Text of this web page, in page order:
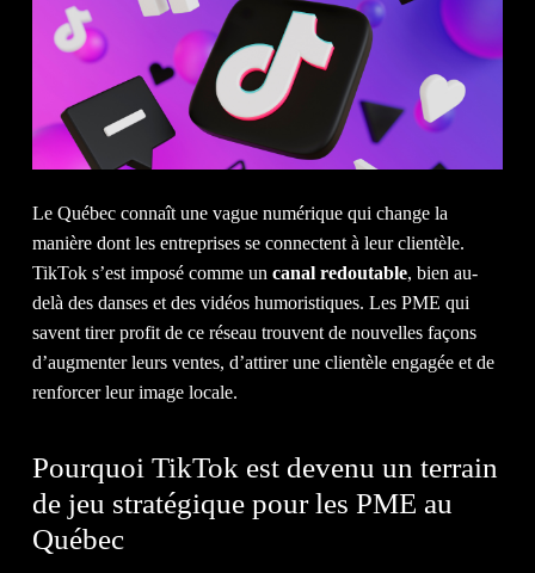
NOS
Le Québec connaît une vague numérique qui change la
manière dont les entreprises se connectent à leur clientèle.
TikTok s’est imposé comme un canal redoutable, bien au-
delà des danses et des vidéos humoristiques. Les PME qui
savent tirer profit de ce réseau trouvent de nouvelles façons
d’augmenter leurs ventes, d’attirer une clientèle engagée et de
renforcer leur image locale.
Pourquoi TikTok est devenu un terrain
de jeu stratégique pour les PME au
Québec